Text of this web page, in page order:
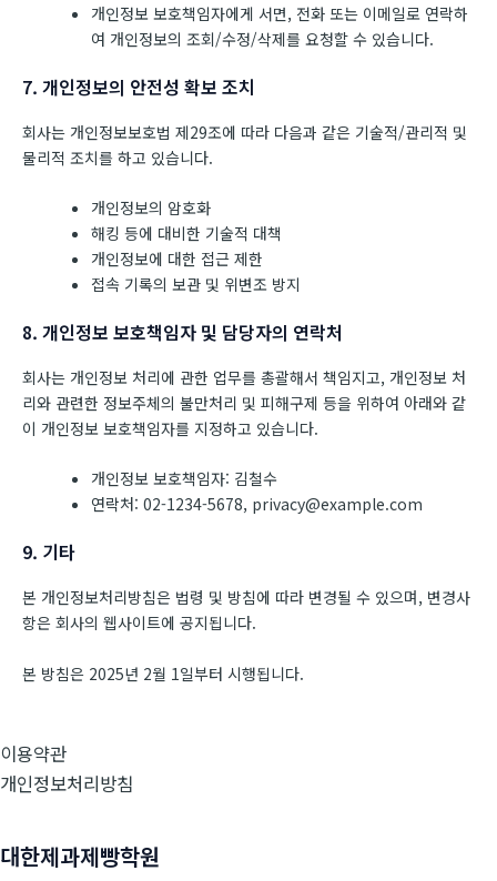
개인정보 보호책임자에게 서면, 전화 또는 이메일로 연락하
여 개인정보의 조회/수정/삭제를 요청할 수 있습니다.
7. 개인정보의 안전성 확보 조치
회사는 개인정보보호법 제29조에 따라 다음과 같은 기술적/관리적 및
물리적 조치를 하고 있습니다.
개인정보의 암호화
해킹 등에 대비한 기술적 대책
개인정보에 대한 접근 제한
접속 기록의 보관 및 위변조 방지
8. 개인정보 보호책임자 및 담당자의 연락처
회사는 개인정보 처리에 관한 업무를 총괄해서 책임지고, 개인정보 처
리와 관련한 정보주체의 불만처리 및 피해구제 등을 위하여 아래와 같
이 개인정보 보호책임자를 지정하고 있습니다.
개인정보 보호책임자: 김철수
연락처: 02-1234-5678, privacy@example.com
9. 기타
본 개인정보처리방침은 법령 및 방침에 따라 변경될 수 있으며, 변경사
항은 회사의 웹사이트에 공지됩니다.
본 방침은 2025년 2월 1일부터 시행됩니다.
이용약관
개인정보처리방침
대한제과제빵학원